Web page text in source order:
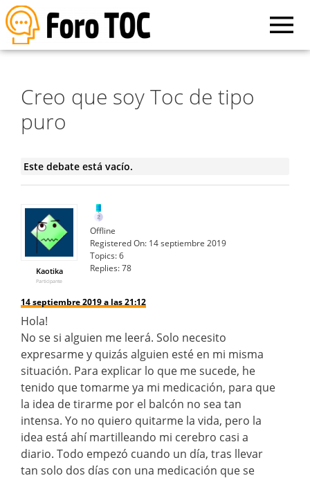
Creo que soy Toc de tipo
puro
Este debate está vacío.
Kaotika
Participante
Offline
Registered On: 14 septiembre 2019
Topics:6
Replies:78
14 septiembre 2019 a las 21:12
Hola!
No se si alguien me leerá. Solo necesito
expresarme y quizás alguien esté en mi misma
situación. Para explicar lo que me sucede, he
tenido que tomarme ya mi medicación, para que
la idea de tirarme por el balcón no sea tan
intensa. Yo no quiero quitarme la vida, pero la
idea está ahí martilleando mi cerebro casi a
diario. Todo empezó cuando un día, tras llevar
tan solo dos días con una medicación que se